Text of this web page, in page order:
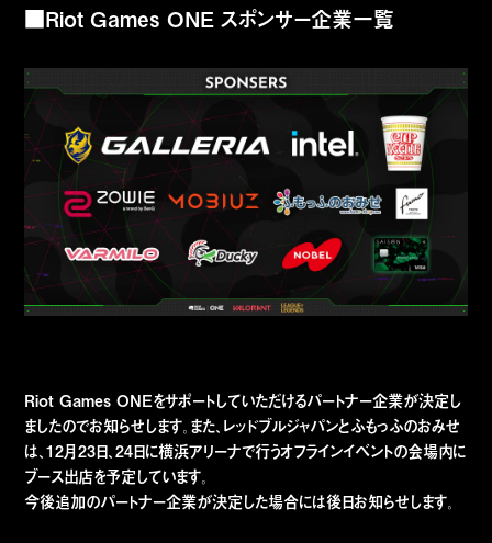
■Riot Games ONE スポンサー企業一覧
Riot Games ONEをサポートしていただけるパートナー企業が決定し
ましたのでお知らせします。また、レッドブルジャパンとふもっふのおみせ
は、12月23日、24日に横浜アリーナで行うオフラインイベントの会場内に
ブース出店を予定しています。
今後追加のパートナー企業が決定した場合には後日お知らせします。